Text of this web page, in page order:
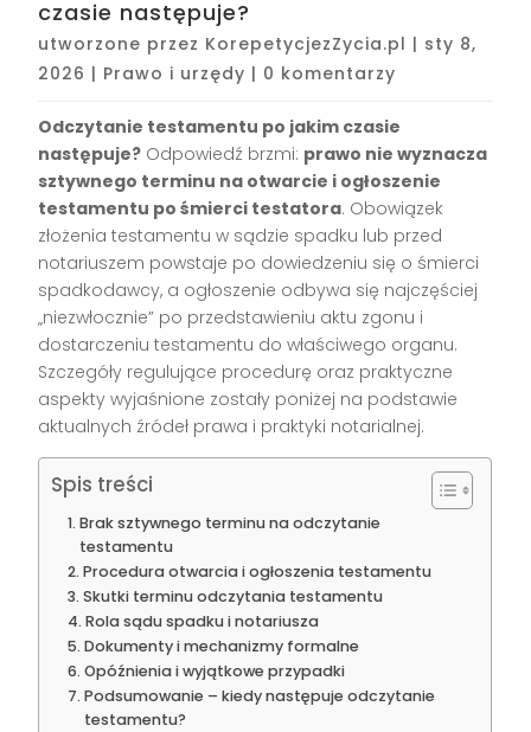
czasie następuje?
utworzone przez KorepetycjezZycia.pl | sty 8,
2026 | Prawo i urzędy | 0 komentarzy
Odczytanie testamentu po jakim czasie
następuje? Odpowiedź brzmi: prawo nie wyznacza
sztywnego terminu na otwarcie i ogłoszenie
testamentu po śmierci testatora. Obowiązek
złożenia testamentu w sądzie spadku lub przed
notariuszem powstaje po dowiedzeniu się o śmierci
spadkodawcy, a ogłoszenie odbywa się najczęściej
„niezwłocznie” po przedstawieniu aktu zgonu i
dostarczeniu testamentu do właściwego organu.
Szczegóły regulujące procedurę oraz praktyczne
aspekty wyjaśnione zostały poniżej na podstawie
aktualnych źródeł prawa i praktyki notarialnej.
Spis treści
Brak sztywnego terminu na odczytanie
testamentu
Procedura otwarcia i ogłoszenia testamentu
Skutki terminu odczytania testamentu
Rola sądu spadku i notariusza
Dokumenty i mechanizmy formalne
Opóźnienia i wyjątkowe przypadki
Podsumowanie – kiedy następuje odczytanie
testamentu?